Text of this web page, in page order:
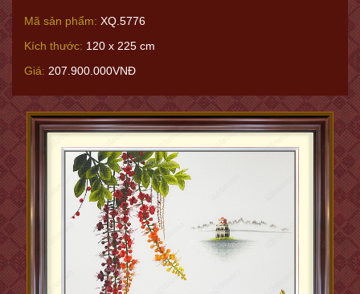
Mã sản phẩm: XQ.5776
Kích thước: 120 x 225 cm
Giá: 207.900.000VNĐ